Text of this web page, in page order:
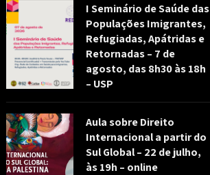
I Seminário de Saúde das
Populações Imigrantes,
Refugiadas, Apátridas e
Retornadas – 7 de
agosto, das 8h30 às 18h
– USP
Aula sobre Direito
Internacional a partir do
Sul Global – 22 de julho,
às 19h – online